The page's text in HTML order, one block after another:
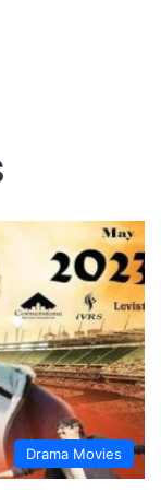
Drama Movies